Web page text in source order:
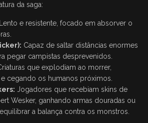
da saga:
Lento e resistente, focado em absorver o
Capaz de saltar distâncias enormes
pegar campistas desprevenidos.
que explodiam ao morrer,
cegando os humanos próximos.
Jogadores que recebiam skins de
Wesker, ganhando armas douradas ou
a balança contra os monstros.